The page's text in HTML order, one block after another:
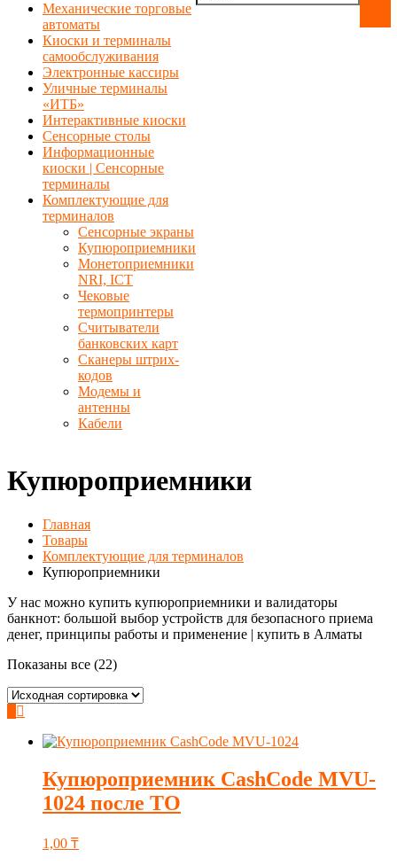
Механические торговые
автоматы
Киоски и терминалы
самообслуживания
Электронные кассиры
Уличные терминалы
«ИТБ»
Интерактивные киоски
Сенсорные столы
Информационные
киоски | Сенсорные
терминалы
Комплектующие для
терминалов
Сенсорные экраны
Купюроприемники
Монетоприемники
NRI, ICT
Чековые
термопринтеры
Считыватели
банковских карт
Сканеры штрих-
кодов
Модемы и
антенны
Кабели
Купюроприемники
Главная
Товары
Комплектующие для терминалов
Купюроприемники
У нас можно купить купюроприемники и валидаторы
банкнот: большой выбор устройств для безопасного приема
денег, принципы работы и применение | купить в Алматы
Показаны все (22)
Купюроприемник CashCode MVU-
1024 после ТО
1,00 ₸